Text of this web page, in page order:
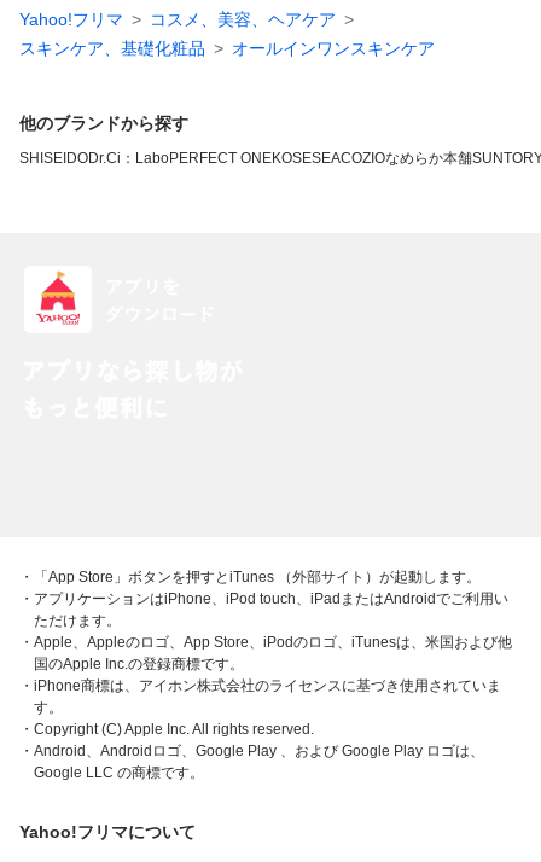
Yahoo!フリマ
コスメ、美容、ヘアケア
スキンケア、基礎化粧品
オールインワンスキンケア
他のブランドから探す
SHISEIDODr.Ci：LaboPERFECT ONEKOSESEACOZIOなめらか本舗
・「App Store」ボタンを押すとiTunes （外部サイト）が起動します。
・アプリケーションはiPhone、iPod touch、iPadまたはAndroidでご利用い
ただけます。
・Apple、Appleのロゴ、App Store、iPodのロゴ、iTunesは、米国および他
国のApple Inc.の登録商標です。
・iPhone商標は、アイホン株式会社のライセンスに基づき使用されていま
す。
・Copyright (C) Apple Inc. All rights reserved.
・Android、Androidロゴ、Google Play 、および Google Play ロゴは、
Google LLC の商標です。
Yahoo!フリマについて